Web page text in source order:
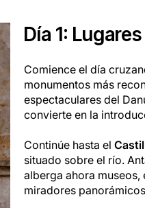
Día 1:
Comience el día
monumentos más
espectaculares del
convierte en la
Continúe hasta el
situado sobre el río.
alberga ahora
miradores